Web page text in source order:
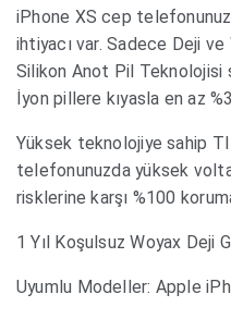
iPhone XS cep
ihtiyacı var. Sadece Deji
Silikon Anot Pil
İyon pillere kıyasla en az
Yüksek teknolojiye sahip
telefonunuzda yüksek
risklerine karşı %100
1 Yıl Koşulsuz Woyax Deji
Uyumlu Modeller: Apple